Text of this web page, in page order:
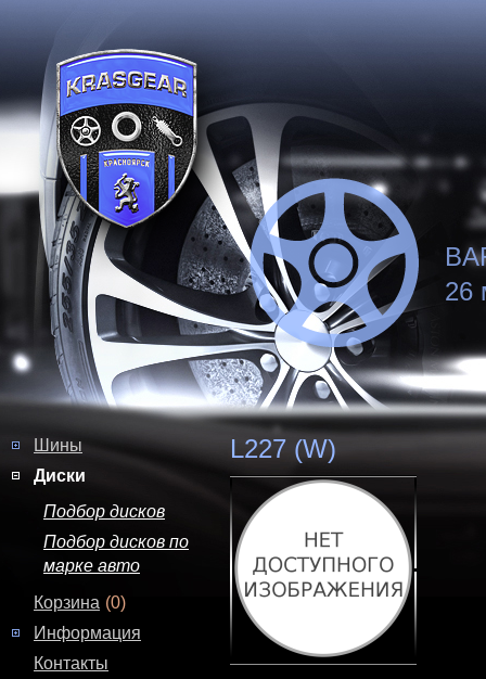
26
Шины
Диски
Подбор дисков
Подбор дисков по
марке авто
Корзина (0)
Информация
Контакты
L227 (W)